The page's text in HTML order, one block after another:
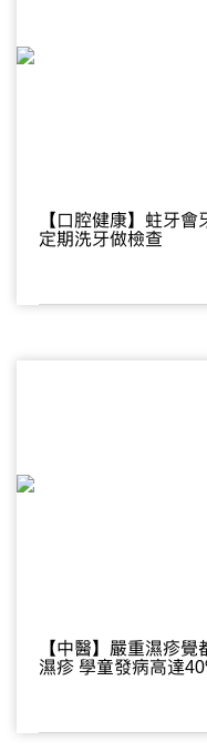
【口腔健康】蛀牙
定期洗牙做檢查
【中醫】嚴重濕疹
濕疹 學童發病高達